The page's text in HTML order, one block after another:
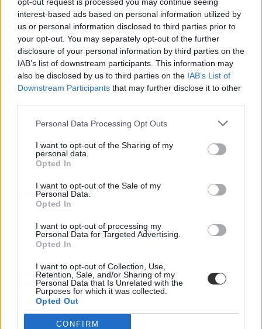
interest-based ads based on personal information utilized by
us or personal information disclosed to third parties prior to
your opt-out. You may separately opt-out of the further
disclosure of your personal information by third parties on the
IAB’s list of downstream participants. This information may
also be disclosed by us to third parties on the IAB’s List of
Downstream Participants that may further disclose it to other
Personal Data Processing Opt Outs
I want to opt-out of the Sharing of my
personal data.
Opted In
I want to opt-out of the Sale of my
Personal Data.
Opted In
I want to opt-out of processing my
Personal Data for Targeted Advertising.
Opted In
I want to opt-out of Collection, Use,
Retention, Sale, and/or Sharing of my
Personal Data that Is Unrelated with the
Purposes for which it was collected.
Opted Out
CONFIRM
tanévnyitó
oktatás helyezete
tüntető diákok
2022-2023-as tanév